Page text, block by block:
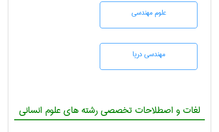
علوم مهندسی
مهندسی دریا
لغات و اصطلاحات تخصصی رشته های علوم انسانی